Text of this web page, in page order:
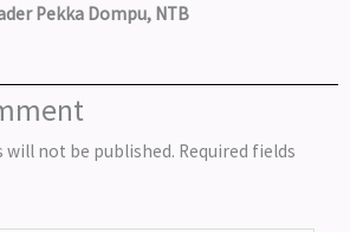
Pekka Dompu, NTB
will not be published. Required fields